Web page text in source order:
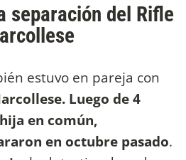
separación del Rifle
estuvo en pareja con
Luego de 4
en común,
en octubre pasado.